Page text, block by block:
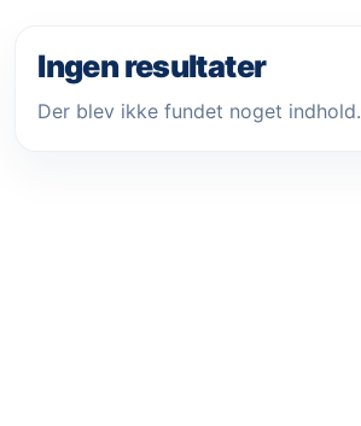
Ingen resultater
Der blev ikke fundet noget indhold.